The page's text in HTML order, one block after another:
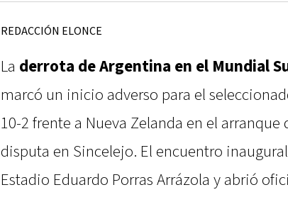
REDACCIÓN ELONCE
La derrota de Argentina en el Mundial
marcó un inicio adverso para el
10-2 frente a Nueva Zelanda en el arranque
disputa en Sincelejo. El encuentro
Estadio Eduardo Porras Arrázola y abrió